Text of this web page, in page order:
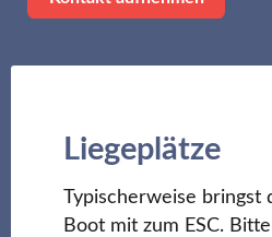
Liegeplätze
Typischerweise bringst
Boot mit zum ESC.